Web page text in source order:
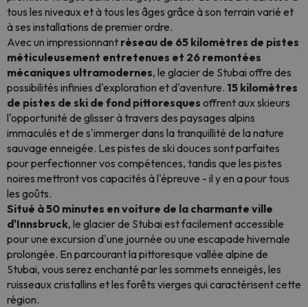
tous les niveaux et à tous les âges grâce à son terrain varié et
à ses installations de premier ordre.
Avec un impressionnant réseau de 65 kilomètres de pistes
méticuleusement entretenues et 26 remontées
mécaniques ultramodernes, le glacier de Stubai offre des
possibilités infinies d'exploration et d'aventure. 15 kilomètres
de pistes de ski de fond pittoresques offrent aux skieurs
l'opportunité de glisser à travers des paysages alpins
immaculés et de s'immerger dans la tranquillité de la nature
sauvage enneigée. Les pistes de ski douces sont parfaites
pour perfectionner vos compétences, tandis que les pistes
noires mettront vos capacités à l'épreuve - il y en a pour tous
les goûts.
Situé à 50 minutes en voiture de la charmante ville
d'Innsbruck, le glacier de Stubai est facilement accessible
pour une excursion d'une journée ou une escapade hivernale
prolongée. En parcourant la pittoresque vallée alpine de
Stubai, vous serez enchanté par les sommets enneigés, les
ruisseaux cristallins et les forêts vierges qui caractérisent cette
région.